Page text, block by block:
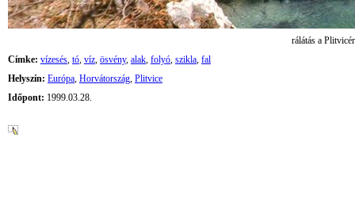
rálátás a
Címke: vízesés, tó, víz, ösvény, alak, folyó, szikla, fal
Helyszín: Európa, Horvátország, Plitvice
Időpont: 1999.03.28.